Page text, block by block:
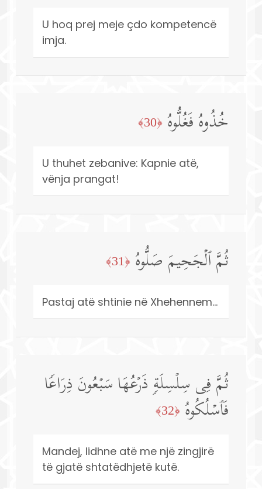
U hoq prej meje çdo kompetencë
imja.
خُذُوهُ فَغُلُّوهُ ﴿30﴾
U thuhet zebanive: Kapnie atë,
vënja prangat!
ثُمَّ ٱلۡجَحِیمَ صَلُّوهُ ﴿31﴾
Pastaj atë shtinie në Xhehennem...
ثُمَّ فِی سِلۡسِلَةࣲ ذَرۡعُهَا سَبۡعُونَ ذِرَاعࣰا
فَٱسۡلُكُوهُ ﴿32﴾
Mandej, lidhne atë me një zingjirë
të gjatë shtatëdhjetë kutë.